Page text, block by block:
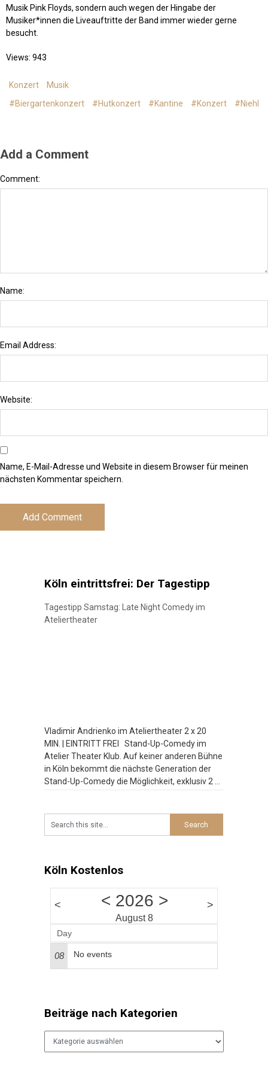
Musik Pink Floyds, sondern auch wegen der Hingabe der
Musiker*innen die Liveauftritte der Band immer wieder gerne
besucht.
Views: 943
Konzert
Musik
#Biergartenkonzert
#Hutkonzert #Kantine #Konzert #Niehl
Add a Comment
Comment:
Name:
Email Address:
Website:
Name, E-Mail-Adresse und Website in diesem Browser für meinen
nächsten Kommentar speichern.
Köln eintrittsfrei: Der Tagestipp
Tagestipp Samstag: Late Night Comedy im
Ateliertheater
Vladimir Andrienko im Ateliertheater 2 x 20
MIN. | EINTRITT FREI Stand-Up-Comedy im
Atelier Theater Klub. Auf keiner anderen Bühne
in Köln bekommt die nächste Generation der
Stand-Up-Comedy die Möglichkeit, exklusiv 2 x
Köln Kostenlos
< < 2026 >
August 8
>
Day
08 No events
Beiträge nach Kategorien